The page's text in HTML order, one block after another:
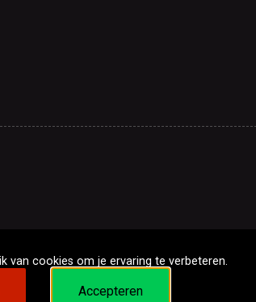
van cookies om je ervaring te verbeteren.
Accepteren